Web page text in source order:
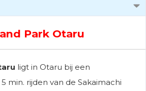
Park Otaru
ligt in Otaru bij een
min. rijden van de Sakaimachi